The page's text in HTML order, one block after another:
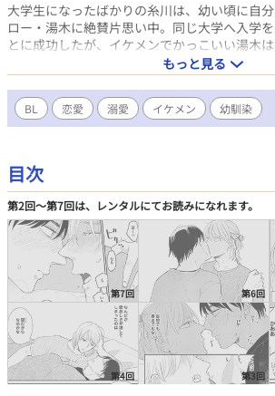
大学生になったばかりの糸川は、幼い頃に自
ロー・湯木に絶賛片思い中。同じ大学へ入学
とに成功したが、イケメンでかっこいい湯木
れ粘着されていた。いてもたってもいられなく
付き合っていると言ったら諦めるんじゃない
になることを提案。勢いでとんでもないことを
糸川だったが、湯木はその提案にのってきて
輩×鈍感モテイケメンの焦れキュンラブ、開
もっと見る
BL 恋愛 溺愛 イケメン 幼馴染
目次
第2回〜第7回は、レンタルにてお読みになれます。
第7回 第6回
第4回 第3回